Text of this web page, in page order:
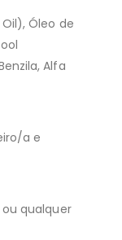
Óleo de
Alfa
a e
qualquer